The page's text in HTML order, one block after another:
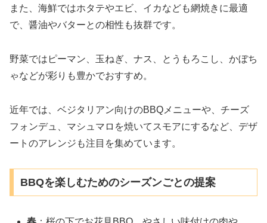
また、海鮮ではホタテやエビ、イカなども網焼きに最適
で、醤油やバターとの相性も抜群です。
野菜ではピーマン、玉ねぎ、ナス、とうもろこし、かぼち
ゃなどが彩りも豊かでおすすめ。
近年では、ベジタリアン向けのBBQメニューや、チーズ
フォンデュ、マシュマロを焼いてスモアにするなど、デザ
ートのアレンジも注目を集めています。
BBQを楽しむためのシーズンごとの提案